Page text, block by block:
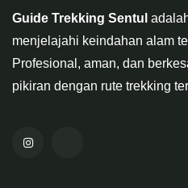
Guide Trekking Sentul
menjelajahi keindahan alam
Profesional, aman, dan
pikiran dengan rute trekking